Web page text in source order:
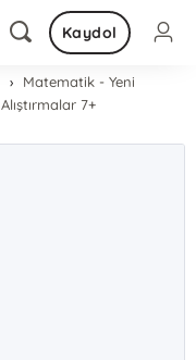
Kaydol
Matematik - Yeni
Alıştırmalar 7+